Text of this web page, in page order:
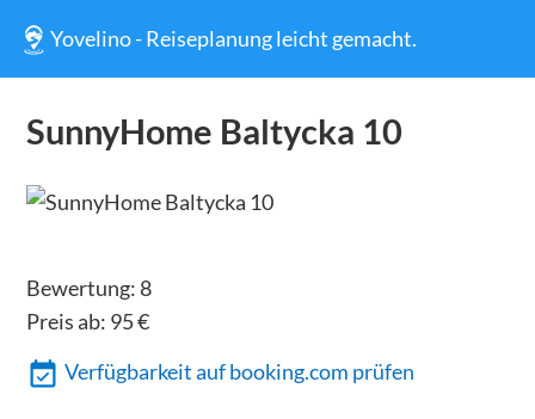
Yovelino - Reiseplanung leicht gemacht.
SunnyHome Baltycka 10
Bewertung: 8
Preis ab: 95€
Verfügbarkeit auf booking.com prüfen